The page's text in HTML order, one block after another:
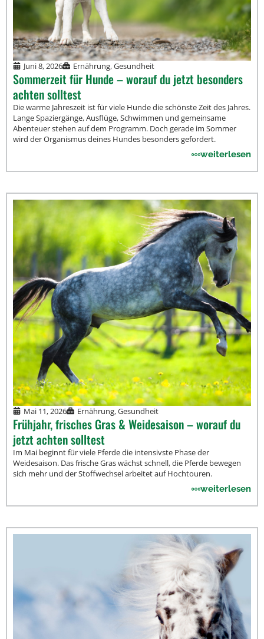
Juni 8, 2026 Ernährung,Gesundheit
Sommerzeit für Hunde – worauf du jetzt besonders
achten solltest
Die warme Jahreszeit ist für viele Hunde die schönste Zeit des Jahres.
Lange Spaziergänge, Ausflüge, Schwimmen und gemeinsame
Abenteuer stehen auf dem Programm. Doch gerade im Sommer
wird der Organismus deines Hundes besonders gefordert.
weiterlesen
Mai 11, 2026 Ernährung,Gesundheit
Frühjahr, frisches Gras & Weidesaison – worauf du
jetzt achten solltest
Im Mai beginnt für viele Pferde die intensivste Phase der
Weidesaison. Das frische Gras wächst schnell, die Pferde bewegen
sich mehr und der Stoffwechsel arbeitet auf Hochtouren.
weiterlesen